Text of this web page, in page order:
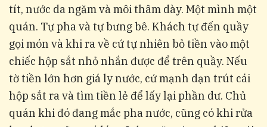
tít, nước da ngăm và môi thâm dày. Một mình một
quán. Tự pha và tự bưng bê. Khách tự đến quầy
gọi món và khi ra về cứ tự nhiên bỏ tiền vào một
chiếc hộp sắt nhỏ nhắn được để trên quầy. Nếu
tờ tiền lớn hơn giá ly nước, cứ mạnh dạn trút cái
hộp sắt ra và tìm tiền lẻ để lấy lại phần dư. Chủ
quán khi đó đang mắc pha nước, cũng có khi rửa